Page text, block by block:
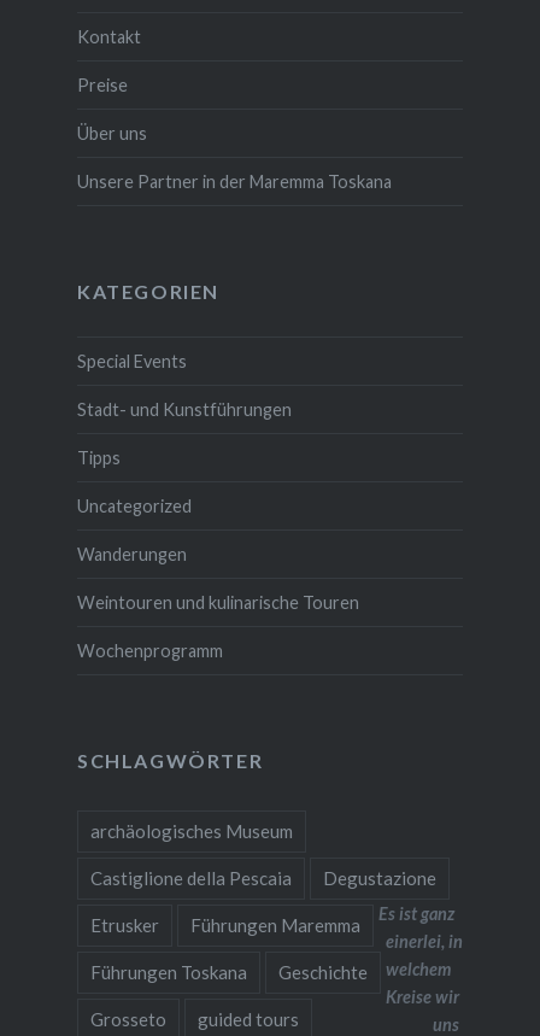
Kontakt
Preise
Über uns
Unsere Partner in der Maremma Toskana
KATEGORIEN
Special Events
Stadt- und Kunstführungen
Tipps
Uncategorized
Wanderungen
Weintouren und kulinarische Touren
Wochenprogramm
SCHLAGWÖRTER
archäologisches Museum
Castiglione della Pescaia Degustazione
Etrusker Führungen Maremma
Führungen Toskana Geschichte
Grosseto guided tours
Es ist ganz
einerlei, in
welchem
Kreise wir
uns